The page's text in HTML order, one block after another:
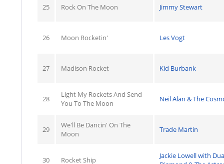
25 Rock On The Moon Jimmy Stewart
26 Moon Rocketin' Les Vogt
27 Madison Rocket Kid Burbank
28
Light My Rockets And Send
You To The Moon
Neil Alan & The
29
We'll Be Dancin' On The
Moon
Trade Martin
30 Rocket Ship
Jackie Lowell with